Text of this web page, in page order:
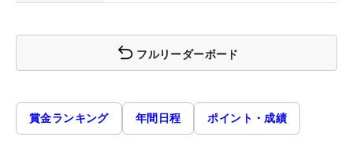
フルリーダーボード
賞金ランキング 年間日程 ポイント・成績